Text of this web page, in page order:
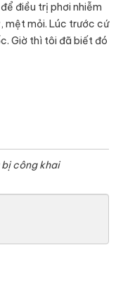
điều trị phơi nhiễm
mệt mỏi. Lúc trước cứ
Giờ thì tôi đã biết đó
công khai